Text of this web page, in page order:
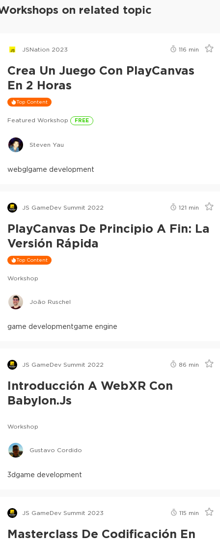
on related topic
JSNation 2023 116 min
Crea Un Juego Con PlayCanvas
En 2 Horas
Top Content
Featured Workshop FREE
Steven Yau
webglgame development
JS GameDev Summit 2022 121 min
PlayCanvas De Principio A Fin: La
Versión Rápida
Top Content
Workshop
João Ruschel
game developmentgame engine
JS GameDev Summit 2022 86 min
Introducción A WebXR Con
Babylon.js
Workshop
Gustavo Cordido
3dgame development
JS GameDev Summit 2023 115 min
Masterclass De Codificación En